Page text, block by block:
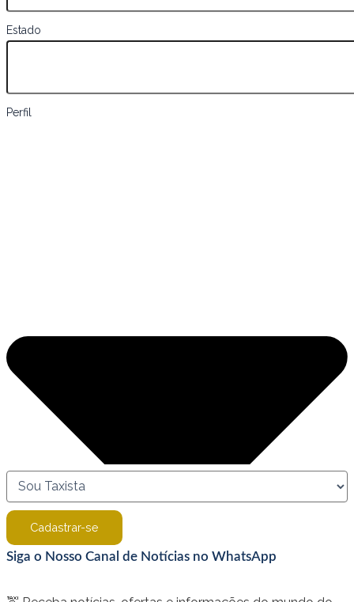
Estado
Perfil
Cadastrar-se
Siga o Nosso Canal de Notícias no WhatsApp